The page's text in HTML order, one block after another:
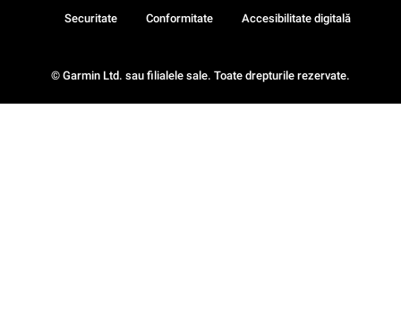
© Garmin Ltd. sau filialele sale. Toate drepturile rezervate.
Securitate Conformitate Accesibilitate digitală